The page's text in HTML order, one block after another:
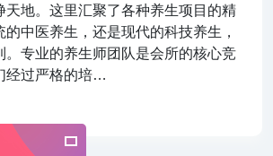
天地。这里汇聚了各种养生项目的精
中医养生，还是现代的科技养生，
。专业的养生师团队是会所的核心竞
经过严格的培…